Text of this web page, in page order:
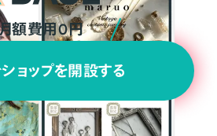
額費用0円
ョップを開設する